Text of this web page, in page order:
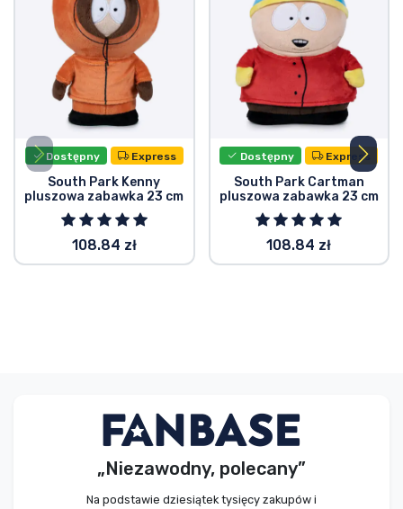
Dostępny Express
South Park Kenny
pluszowa zabawka 23 cm
108.84 zł
Dostępny Express
South Park Cartman
pluszowa zabawka 23 cm
108.84 zł
„Niezawodny, polecany”
Na podstawie dziesiątek tysięcy zakupów i